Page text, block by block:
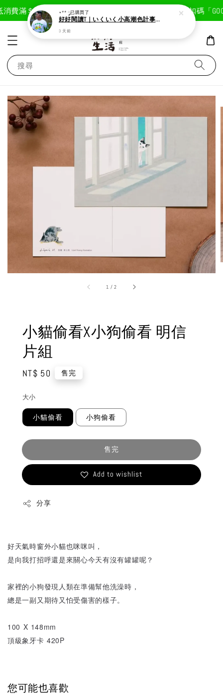
費滿＄1800免運費 現在去購物！ 首次註冊輸入折扣碼「
搜尋
1 /2
小貓偷看X小狗偷看 明信
片組
Regular
NT$ 50 售完
大小
小貓偷看 小狗偷看
售完
Add to wishlist
分享
好天氣時窗外小貓也咪咪叫，
是向我打招呼還是來關心今天有沒有罐罐呢？
家裡的小狗發現人類在準備幫他洗澡時，
總是一副又期待又怕受傷害的樣子。
100 X 148mm
頂級象牙卡 420P
您可能也喜歡
⋆** ༘已購買了
好好閱讀T｜いくいく小高潮色計事務所X好好生活書店聯名款
3 天前